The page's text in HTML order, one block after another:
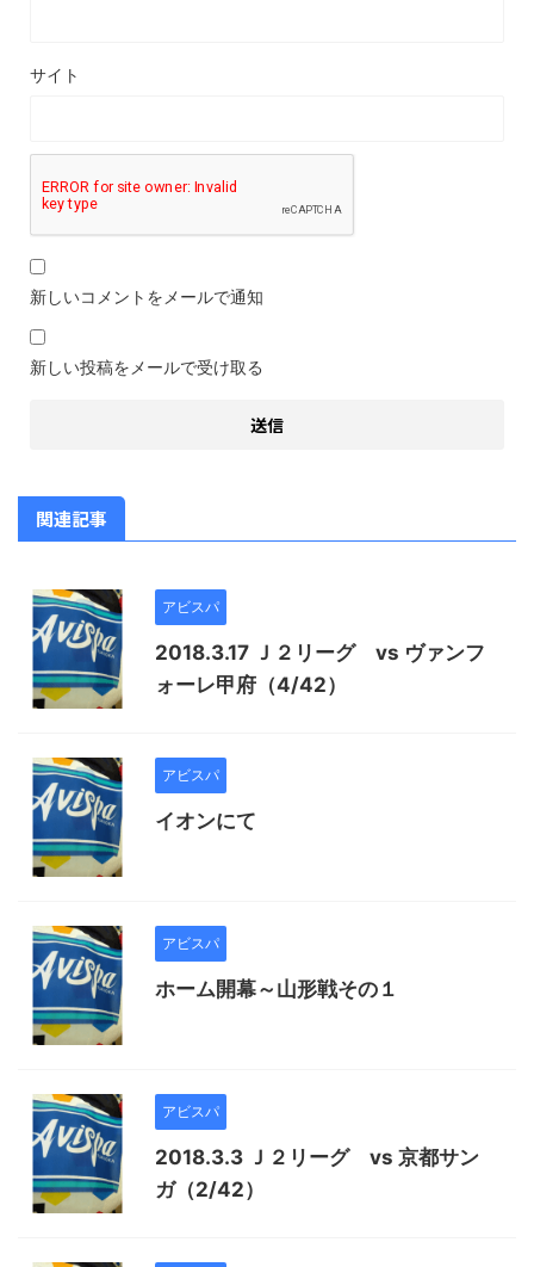
サイト
新しいコメントをメールで通知
新しい投稿をメールで受け取る
関連記事
アビスパ
2018.3.17 Ｊ２リーグ vs ヴァンフ
ォーレ甲府（4/42）
アビスパ
イオンにて
アビスパ
ホーム開幕～山形戦その１
アビスパ
2018.3.3 Ｊ２リーグ vs 京都サン
ガ（2/42）